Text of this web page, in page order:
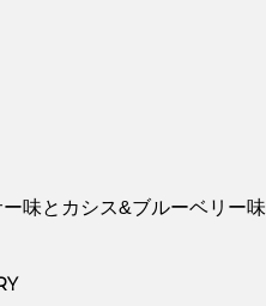
味とカシス&ブルーベリー味